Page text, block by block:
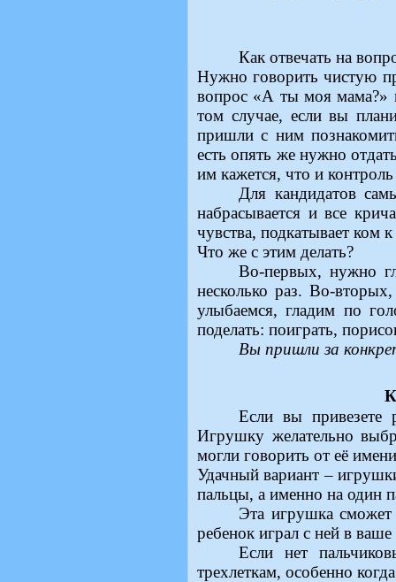
Как отвечать на
Нужно говорить чистую
вопрос «А ты моя мама?»
том случае, если вы
пришли с ним
есть опять же нужно
им кажется, что и
Для кандидатов
набрасывается и все
чувства, подкатывает ком
Что же с этим делать?
Во-первых, нужно
несколько раз. Во-
улыбаемся, гладим по
поделать: поиграть,
Вы пришли за
Если вы привезете
Игрушку желательно
могли говорить от её
Удачный вариант –
пальцы, а именно на один
Эта игрушка
ребенок играл с ней в ваше
Если нет
трехлеткам, особенно